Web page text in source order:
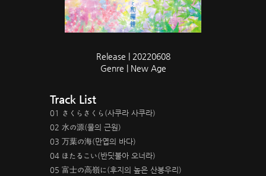
Release | 20220608
Genre | New Age
Track List
01 さくらさくら(사쿠라 사쿠라)
02 水の源(물의 근원)
03 万葉の海(만엽의 바다)
04 ほたるこい(반딧불아 오너라)
05 富士の高嶺に(후지의 높은 산봉우리)